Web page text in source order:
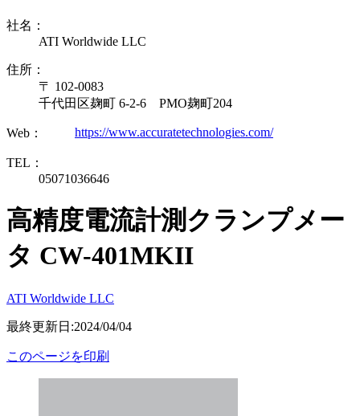
社名：
ATI Worldwide LLC
住所：
〒 102-0083
千代田区麹町 6-2-6 PMO麹町204
Web： https://www.accuratetechnologies.com/
TEL：
05071036646
高精度電流計測クランプメー
タ CW-401MKII
ATI Worldwide LLC
最終更新日:2024/04/04
このページを印刷